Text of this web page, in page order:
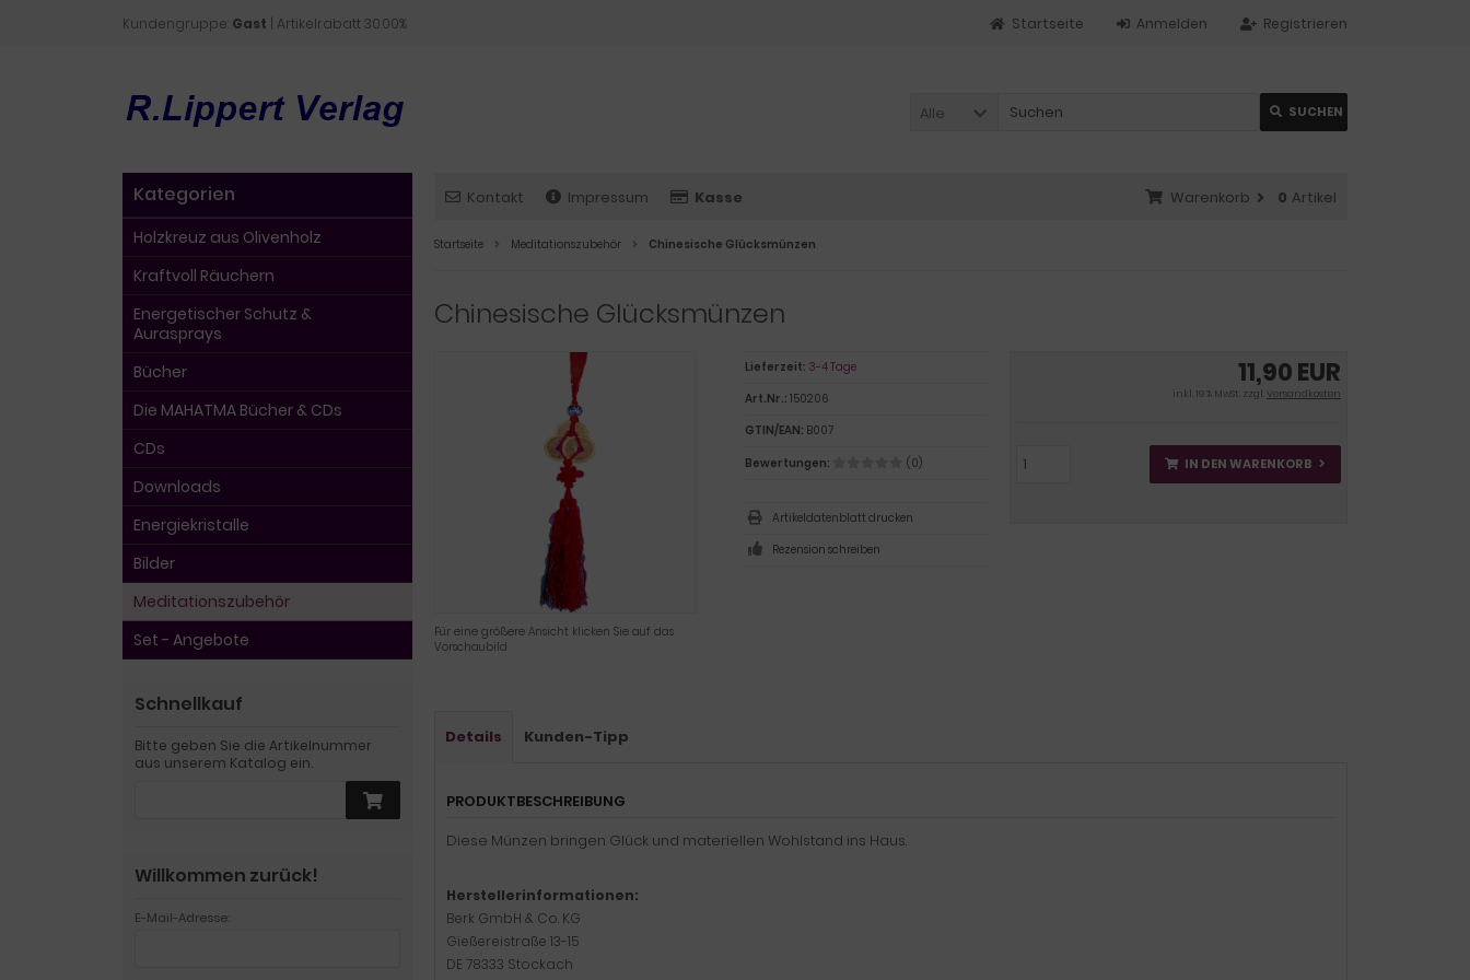
Kundengruppe: Gast | Artikelrabatt 30.00% Registrieren
Anmelden
Startseite
Alle SUCHEN
Kontakt Impressum Kasse Warenkorb 0 Artikel
Startseite Meditationszubehör Chinesische Glücksmünzen
Chinesische Glücksmünzen
Für eine größere Ansicht klicken Sie auf das
Vorschaubild
11,90 EUR
inkl. 19 % MwSt. zzgl.Versandkosten
IN DEN WARENKORB
Lieferzeit: 3-4 Tage
Art.Nr.: 150206
GTIN/EAN: B007
Bewertungen:
(0)
Artikeldatenblatt drucken
Rezension schreiben
Details Kunden-Tipp
PRODUKTBESCHREIBUNG
Diese Münzen bringen Glück und materiellen Wohlstand ins Haus.
Herstellerinformationen:
Berk GmbH & Co. KG
Gießereistraße 13-15
DE 78333 Stockach
Kategorien
Holzkreuz aus Olivenholz
Kraftvoll Räuchern
Energetischer Schutz &
Aurasprays
Bücher
Die MAHATMA Bücher & CDs
CDs
Downloads
Energiekristalle
Bilder
Meditationszubehör
Set - Angebote
Schnellkauf
Bitte geben Sie die Artikelnummer
aus unserem Katalog ein.
Willkommen zurück!
E-Mail-Adresse: